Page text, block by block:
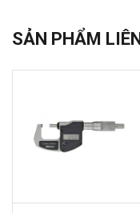
SẢN PHẨM